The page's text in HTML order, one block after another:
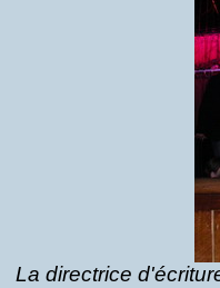
La directrice